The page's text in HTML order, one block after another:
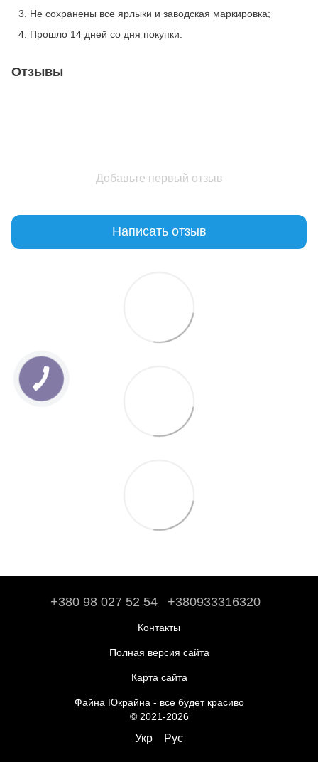
Не сохранены все ярлыки и заводская маркировка;
Прошло 14 дней со дня покупки.
Отзывы
Добавьте первый отзыв
Написать отзыв
+380 98 027 52 54 +380933316320
Контакты
Полная версия сайта
Карта сайта
Файна Юкрайна - все будет красиво
© 2021-2026
Укр Рус